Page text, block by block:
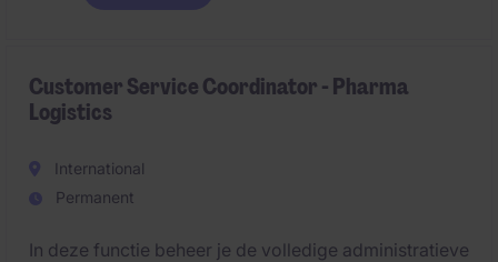
Customer Service Coordinator - Pharma
Logistics
International
Permanent
In deze functie beheer je de volledige administratieve